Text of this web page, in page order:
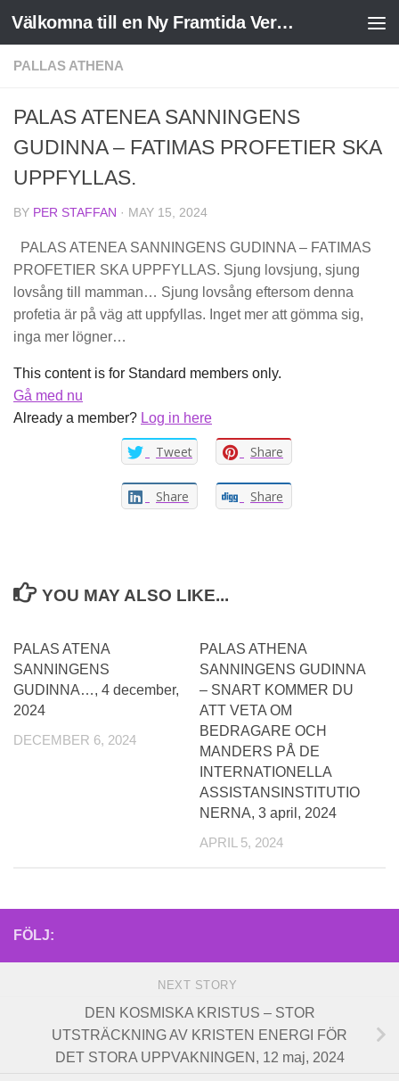
Skip to content Välkomna till en Ny Framtida Verklighet
PALLAS ATHENA
PALAS ATENEA SANNINGENS
GUDINNA – FATIMAS PROFETIER SKA
UPPFYLLAS.
BY PER STAFFAN · MAY 15, 2024
PALAS ATENEA SANNINGENS GUDINNA – FATIMAS
PROFETIER SKA UPPFYLLAS. Sjung lovsjung, sjung
lovsång till mamman… Sjung lovsång eftersom denna
profetia är på väg att uppfyllas. Inget mer att gömma sig,
inga mer lögner…
This content is for Standard members only.
Gå med nu
Already a member? Log in here
Tweet Share
Share Share
YOU MAY ALSO LIKE...
PALAS ATENA
SANNINGENS
GUDINNA…, 4 december,
2024
DECEMBER 6, 2024
PALAS ATHENA
SANNINGENS GUDINNA
– SNART KOMMER DU
ATT VETA OM
BEDRAGARE OCH
MANDERS PÅ DE
INTERNATIONELLA
ASSISTANSINSTITUTIO
NERNA, 3 april, 2024
APRIL 5, 2024
FÖLJ:
NEXT STORY
DEN KOSMISKA KRISTUS – STOR
UTSTRÄCKNING AV KRISTEN ENERGI FÖR
DET STORA UPPVAKNINGEN, 12 maj, 2024